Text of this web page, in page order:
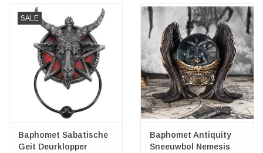
SALE
Baphomet Sabatische
Geit Deurklopper
Baphomet Antiquity
Sneeuwbol Nemesis